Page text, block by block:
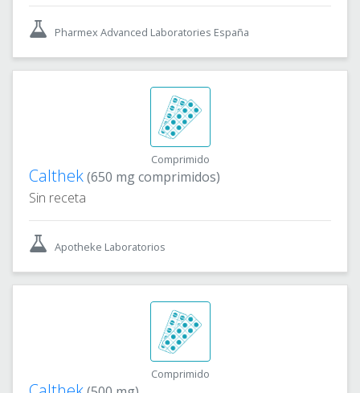
Pharmex Advanced Laboratories España
Comprimido
Calthek(650 mg comprimidos)
Sin receta
Apotheke Laboratorios
Comprimido